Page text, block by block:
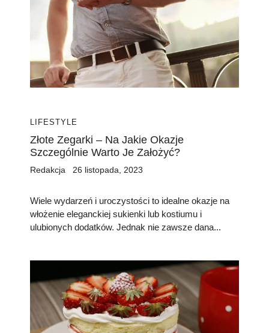
LIFESTYLE
Złote Zegarki – Na Jakie Okazje
Szczególnie Warto Je Założyć?
Redakcja 26 listopada, 2023
Wiele wydarzeń i uroczystości to idealne okazje na
włożenie eleganckiej sukienki lub kostiumu i
ulubionych dodatków. Jednak nie zawsze dana...